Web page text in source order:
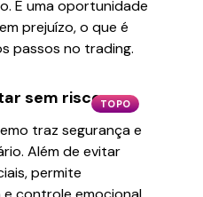
É uma oportunidade
prejuízo, o que é
passos no trading.
TOPO
sem riscos
traz segurança e
Além de evitar
permite